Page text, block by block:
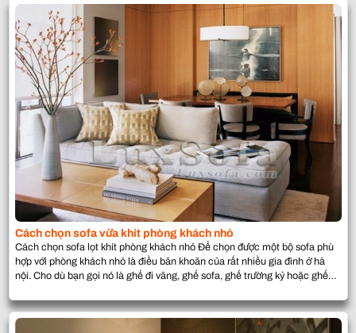
Cách chọn sofa vừa khít phòng khách nhỏ
Cách chọn sofa lọt khít phòng khách nhỏ Để chọn được một bộ sofa phù
hợp với phòng khách nhỏ là điều băn khoăn của rất nhiều gia đình ở hà
nội. Cho dù bạn gọi nó là ghế đi văng, ghế sofa, ghế trường kỷ hoặc ghế